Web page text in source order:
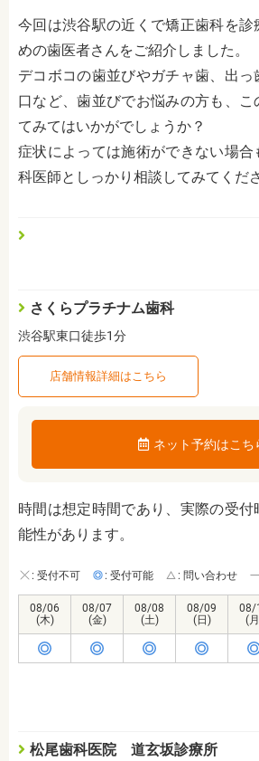
今回は渋谷駅の近くで矯正歯科を診
めの歯医者さんをご紹介しました。
デコボコの歯並びやガチャ歯、出
口など、歯並びでお悩みの方も、
てみてはいかがでしょうか？
症状によっては施術ができない場
科医師としっかり相談してみてくだ
さくらプラチナム歯科
渋谷駅東口徒歩1分
店舗情報詳細はこちら
ネット予約はこち
時間は想定時間であり、実際の受
能性があります。
: 受付不可 : 受付可能 : 問い合わせ
08/06
(木)
08/07
(金)
08/08
(土)
08/09
(日)
08/
(
松尾歯科医院 道玄坂診療所